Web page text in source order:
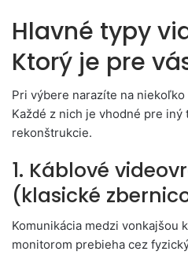
Hlavné typy
Ktorý je pre
Pri výbere narazíte na
Každé z nich je vhodné pre
rekonštrukcie.
1. Káblové
(klasické
Komunikácia medzi vonkajšou
monitorom prebieha cez